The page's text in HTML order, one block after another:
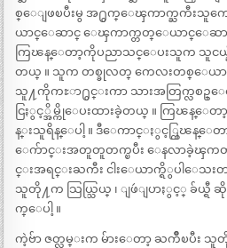
စ္ေျဖၿပီးမွ အ႐ွက္ေၾကာက္ႀကီးသူကေ
ယာင္ေဆာင္ ေၾကာက္တတ္ေယာင္ေဆာင္သူ
ကြၽန္ေတာ့ကိုပညာသင္ေပးသူက သူငယ္ခ်င္
တယ္ ။ သူက တစ္ခုလတ္ ကေလးတစ္ေယာ
သူ႔ကိုကႊာ႐ွင္းကာ သားအတြက္လစဥ္ေ
ငြႏွင့္အိမ္ကိုေပးထားခဲ့တယ္ ။ ကြၽန္ေ
န္းသူရိန္ေပါ့ ။ ဒီေကာင္ႏွင့္ကြၽန္
ေက်ာင္းအတူတူတက္ၿပီး ေနလာခဲ့ၾကတာ
င္းအရင္းႀကီး ငါးေယာက္ရိွပါေသးတ
သူတို႔က သြယ္သြယ္ ၊ ျဖဴျပာႏွင့္ ခ်ယ္ရီ
က္ေပါ့ ။
ကဲ့ဗ်ာ ဇတ္လမ္းက မ်ားေတာ့ ႀကိဳၿပီး သူ